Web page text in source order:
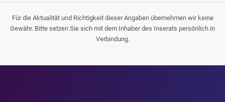
Für die Aktualität und Richtigkeit dieser Angaben übernehmen wir keine
Gewähr. Bitte setzen Sie sich mit dem Inhaber des Inserats persönlich in
Verbindung.